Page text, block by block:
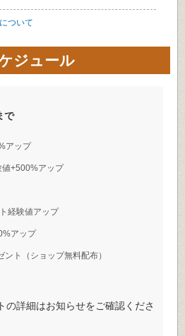
ついて
ジュール
で
アップ
+500%アップ
経験値アップ
アップ
ト（ショップ無料配布）
の詳細はお知らせをご確認くださ